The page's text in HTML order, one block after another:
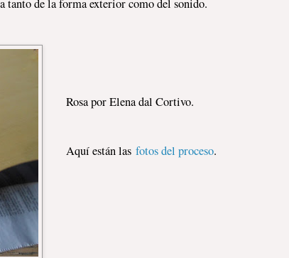
tanto de la forma exterior como del sonido.
Rosa por Elena dal Cortivo.
Aquí están las fotos del proceso.